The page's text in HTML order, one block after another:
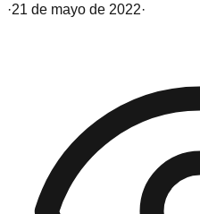
·21 de mayo de 2022·